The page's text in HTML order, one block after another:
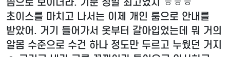
초이스를 마치고 나서는 이제 개인 룸으로 안내를
받았어. 거기 들어가서 옷부터 갈아입었는데 뭐 거의
알몸 수준으로 수건 하나 정도만 두르고 누웠던 거지